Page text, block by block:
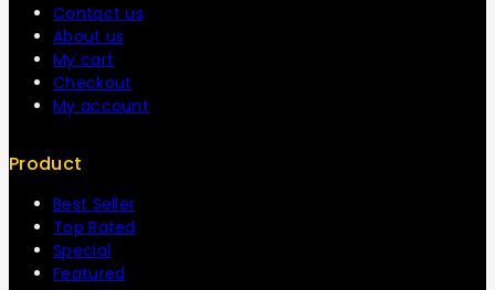
Contact us
About us
My cart
Checkout
My account
Product
Best Seller
Top Rated
Special
Featured